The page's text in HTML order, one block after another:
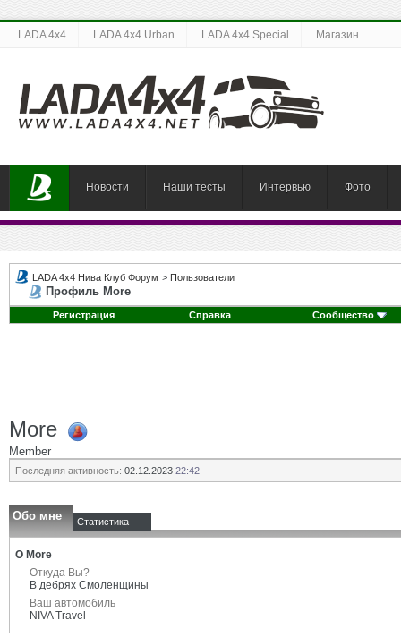
LADA 4x4 LADA 4x4 Urban LADA 4x4 Special Магазин
Новости Наши тесты Интервью Фото
LADA 4x4 Нива Клуб Форум > Пользователи
Профиль More
Регистрация Справка Сообщество
More
Member
Последняя активность: 02.12.2023 22:42
Обо мне Статистика
О More
Откуда Вы?
В дебрях Смоленщины
Ваш автомобиль
NIVA Travel